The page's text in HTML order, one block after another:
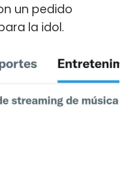
un pedido
la idol.